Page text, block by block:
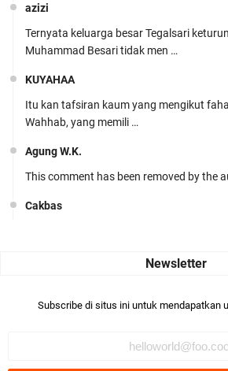
azizi
Ternyata keluarga besar Tegalsari
Muhammad Besari tidak men …
KUYAHAA
Itu kan tafsiran kaum yang mengikut
Wahhab, yang memili …
Agung W.K.
This comment has been removed by the
Cakbas
Bismillaah semoga pembuat artikel Alloh
Subscribe di situs ini untuk mendapatkan